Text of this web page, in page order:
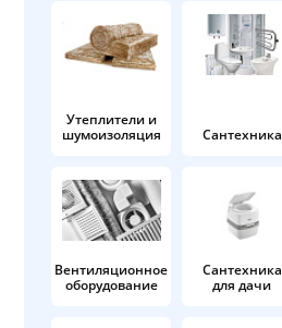
Утеплители и
шумоизоляция
Сантехника
Вентиляционное
оборудование
Сантехника
для дачи